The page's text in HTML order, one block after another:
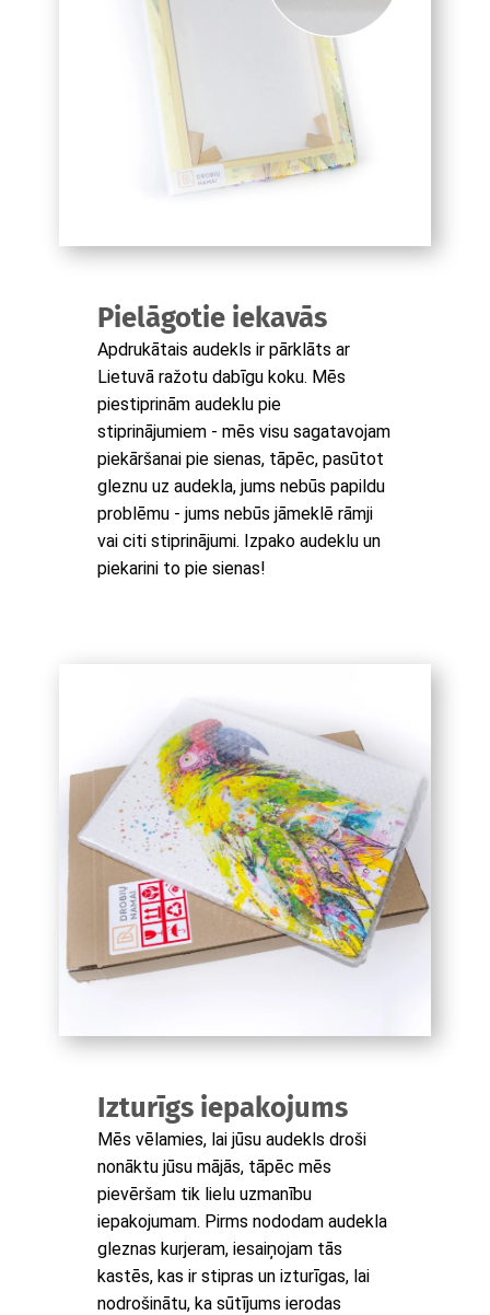
Pielāgotie iekavās
Apdrukātais audekls ir pārklāts ar
Lietuvā ražotu dabīgu koku. Mēs
piestiprinām audeklu pie
stiprinājumiem - mēs visu sagatavojam
piekāršanai pie sienas, tāpēc, pasūtot
gleznu uz audekla, jums nebūs papildu
problēmu - jums nebūs jāmeklē rāmji
vai citi stiprinājumi. Izpako audeklu un
piekarini to pie sienas!
Izturīgs iepakojums
Mēs vēlamies, lai jūsu audekls droši
nonāktu jūsu mājās, tāpēc mēs
pievēršam tik lielu uzmanību
iepakojumam. Pirms nododam audekla
gleznas kurjeram, iesaiņojam tās
kastēs, kas ir stipras un izturīgas, lai
nodrošinātu, ka sūtījums ierodas